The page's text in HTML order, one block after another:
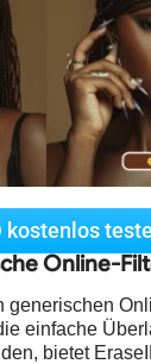
kostenlos
Online-
generischen
einfache
bietet